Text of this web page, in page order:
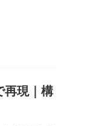
再現｜構